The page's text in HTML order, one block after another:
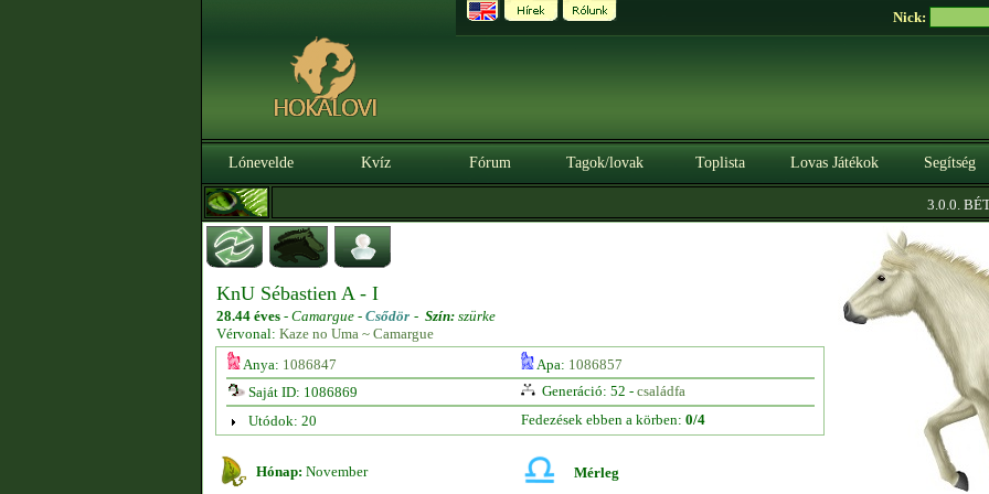
Nick:
Lónevelde Kvíz Fórum Tagok/lovak Toplista Lovas Játékok Segítség
3.0.0. BÉTA
KnU Sébastien A - I
28.44 éves - Camargue - Csődör - Szín: szürke
Vérvonal: Kaze no Uma ~ Camargue
Anya: 1086847 Apa: 1086857
Saját ID: 1086869
Generáció: 52 - családfa
Utódok: 20
Fedezések ebben a körben: 0/4
Hónap: November Mérleg